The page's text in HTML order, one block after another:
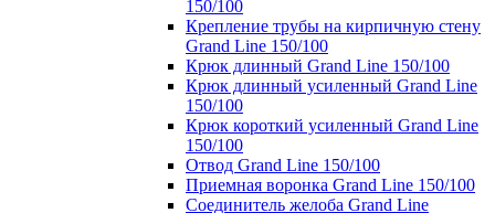
150/100
Крепление трубы на кирпичную стену
Grand Line 150/100
Крюк длинный Grand Line 150/100
Крюк длинный усиленный Grand Line
150/100
Крюк короткий усиленный Grand Line
150/100
Отвод Grand Line 150/100
Приемная воронка Grand Line 150/100
Соединитель желоба Grand Line